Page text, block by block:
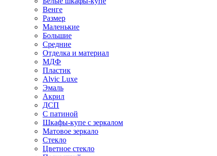
Венге
Размер
Маленькие
Большие
Средние
Отделка и материал
МДФ
Пластик
Alvic Luxe
Эмаль
Акрил
ДСП
С патиной
Шкафы-купе с зеркалом
Матовое зеркало
Стекло
Цветное стекло